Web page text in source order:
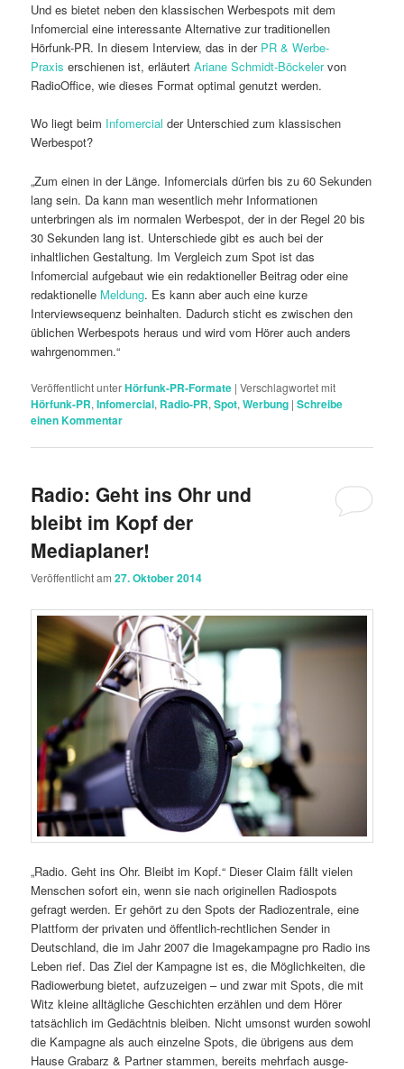
Und es bietet neben den klassischen Werbespots mit dem
Infomercial eine interessante Alternative zur traditionellen
Hörfunk-PR. In diesem Interview, das in der PR & Werbe-
Praxis erschienen ist, erläutertAriane Schmidt-Böckelervon
RadioOffice, wie dieses Format optimal genutzt werden.
Wo liegt beim Infomercial der Unterschied zum klassischen
Werbespot?
„Zum einen in der Länge. Infomercials dürfen bis zu 60 Sekunden
lang sein. Da kann man wesentlich mehr Informationen
unterbringen als im normalen Werbespot, der in der Regel 20 bis
30 Sekunden lang ist. Unterschiede gibt es auch bei der
inhaltlichen Gestaltung. Im Vergleich zum Spot ist das
Infomercial aufgebaut wie ein redaktioneller Beitrag oder eine
redaktionelle Meldung. Es kann aber auch eine kurze
Interviewsequenz beinhalten. Dadurch sticht es zwischen den
üblichen Werbespots heraus und wird vom Hörer auch anders
wahrgenommen.“
Veröffentlicht unterHörfunk-PR-Formate |Verschlagwortet mit
Hörfunk-PR,Infomercial, Radio-PR,Spot,Werbung |Schreibe
einen Kommentar
Radio: Geht ins Ohr und
bleibt im Kopf der
Mediaplaner!
Veröffentlicht am27. Oktober 2014
„Radio. Geht ins Ohr. Bleibt im Kopf.“ Dieser Claim fällt vielen
Menschen sofort ein, wenn sie nach originellen Radiospots
gefragt werden. Er gehört zu den Spots der Radiozentrale, eine
Plattform der privaten und öffentlich-rechtlichen Sender in
Deutschland, die im Jahr 2007 die Imagekampagne pro Radio ins
Leben rief. Das Ziel der Kampagne ist es, die Möglichkeiten, die
Radiowerbung bietet, aufzuzeigen – und zwar mit Spots, die mit
Witz kleine alltägliche Geschichten erzählen und dem Hörer
tatsächlich im Gedächtnis bleiben. Nicht umsonst wurden sowohl
die Kampagne als auch einzelne Spots, die übrigens aus dem
Hause Grabarz & Partner stammen, bereits mehrfach ausge­